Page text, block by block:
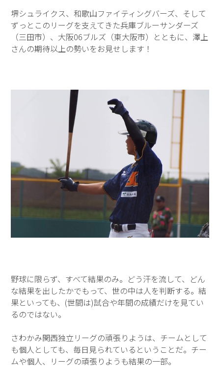
堺シュライクス、和歌山ファイティングバーズ、そして
ずっとこのリーグを支えてきた兵庫ブルーサンダーズ
（三田市）、大阪06ブルズ（東大阪市）とともに、澤上
さんの期待以上の勢いをお見せします！
野球に限らず、すべて結果のみ。どう汗を流して、どん
な結果を出したかでもって、世の中は人を判断する。結
果といっても、(世間は)試合や年間の成績だけを見てい
るのではない。
さわかみ関西独立リーグの頑張りようは、チームとして
も個人としても、毎日見られているということだ。チー
ムや個人、リーグの頑張りようも結果の一部。